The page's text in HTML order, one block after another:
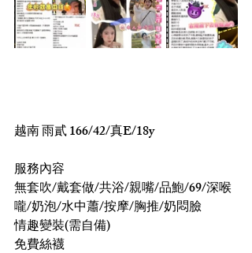
越南 雨貳 166/42/真E/18y
服務內容
無套吹/戴套做/共浴/親嘴/品鮑/69/深喉
嚨/奶泡/水中蕭/按摩/胸推/奶悶臉
情趣變裝(需自備)
免費絲襪